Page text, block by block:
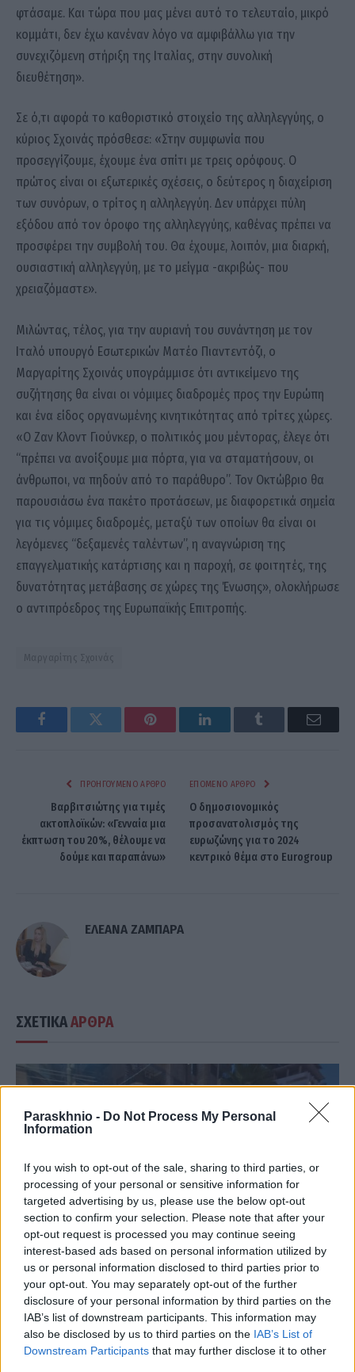
Paraskhnio - Do Not Process My Personal
Information
If you wish to opt-out of the sale, sharing to third parties, or
processing of your personal or sensitive information for
targeted advertising by us, please use the below opt-out
section to confirm your selection. Please note that after your
opt-out request is processed you may continue seeing
interest-based ads based on personal information utilized by
us or personal information disclosed to third parties prior to
your opt-out. You may separately opt-out of the further
disclosure of your personal information by third parties on the
IAB’s list of downstream participants. This information may
also be disclosed by us to third parties on the IAB’s List of
Downstream Participants that may further disclose it to other
φτάσαμε. Και τώρα που μας μένει αυτό το τελευταίο, μικρό
κομμάτι, δεν έχω κανέναν λόγο να αμφιβάλλω για την
συνεχιζόμενη στήριξη της Ιταλίας, στην συνολική
διευθέτηση».
Σε ό,τι αφορά το καθοριστικό στοιχείο της αλληλεγγύης, ο
κύριος Σχοινάς πρόσθεσε: «Στην συμφωνία που
προσεγγίζουμε, έχουμε ένα σπίτι με τρεις ορόφους. Ο
πρώτος είναι οι εξωτερικές σχέσεις, ο δεύτερος η διαχείριση
των συνόρων, ο τρίτος η αλληλεγγύη. Δεν υπάρχει πύλη
εξόδου από τον όροφο της αλληλεγγύης, καθένας πρέπει να
προσφέρει την συμβολή του. Θα έχουμε, λοιπόν, μια διαρκή,
ουσιαστική αλληλεγγύη, με το μείγμα -ακριβώς- που
χρειαζόμαστε».
Μιλώντας, τέλος, για την αυριανή του συνάντηση με τον
Ιταλό υπουργό Εσωτερικών Ματέο Πιαντεντόζι, ο
Μαργαρίτης Σχοινάς υπογράμμισε ότι αντικείμενο της
συζήτησης θα είναι οι νόμιμες διαδρομές προς την Ευρώπη
και ένα είδος οργανωμένης κινητικότητας από τρίτες χώρες.
«Ο Ζαν Κλοντ Γιούνκερ, ο πολιτικός μου μέντορας, έλεγε ότι
“πρέπει να ανοίξουμε μια πόρτα, για να σταματήσουν, οι
άνθρωποι, να πηδούν από το παράθυρο”. Τον Οκτώβριο θα
παρουσιάσω ένα πακέτo προτάσεων, με διαφορετικά σημεία
για τις νόμιμες διαδρομές, μεταξύ των οποίων θα είναι οι
λεγόμενες “δεξαμενές ταλέντων”, η αναγνώριση της
επαγγελματικής κατάρτισης και η παροχή, σε φοιτητές, της
δυνατότητας μετάβασης σε χώρες της Ένωσης», ολοκλήρωσε
ο αντιπρόεδρος της Ευρωπαϊκής Επιτροπής.
Μαργαρίτης Σχοινάς
FacebookTwitter Pinterest LinkedInTumblr Email
ΠΡΟΗΓΟΎΜΕΝΟ ΆΡΘΡΟ
Βαρβιτσιώτης για τιμές
ακτοπλοϊκών: «Γενναία μια
έκπτωση του 20%, θέλουμε να
δούμε και παραπάνω»
ΕΠΌΜΕΝΟ ΆΡΘΡΟ
Ο δημοσιονομικός
προσανατολισμός της
ευρωζώνης για το 2024
κεντρικό θέμα στο Eurogroup
ΕΛΕΑΝΑ ΖΑΜΠΑΡΑ
ΣΧΕΤΙΚΑΑΡΘΡΑ
ΔΙΕΘΝΉ
Συρία: Έκρηξη βόμβας σε μίνι λεωφορείο –
Τουλάχιστον 2 νεκροί, αρκετοί τραυματίες (video)